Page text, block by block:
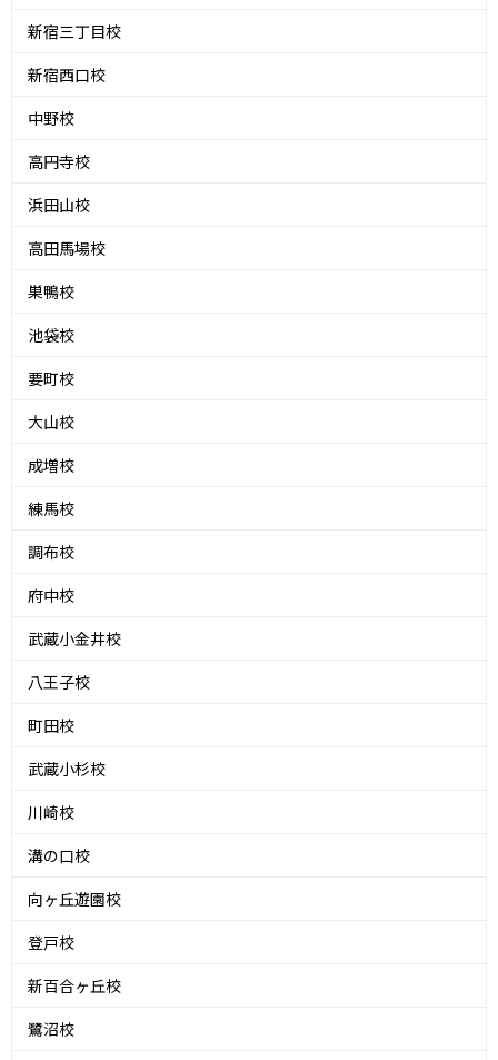
新宿三丁目校
新宿西口校
中野校
高円寺校
浜田山校
高田馬場校
巣鴨校
池袋校
要町校
大山校
成増校
練馬校
調布校
府中校
武蔵小金井校
八王子校
町田校
武蔵小杉校
川崎校
溝の口校
向ヶ丘遊園校
登戸校
新百合ヶ丘校
鷺沼校